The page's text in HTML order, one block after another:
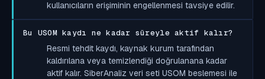
kullanıcıların erişiminin engellenmesi tavsiye edilir.
Bu USOM kaydı ne kadar süreyle aktif kalır?
Resmi tehdit kaydı, kaynak kurum tarafından
kaldırılana veya temizlendiği doğrulanana kadar
aktif kalır. SiberAnaliz veri seti USOM beslemesi ile